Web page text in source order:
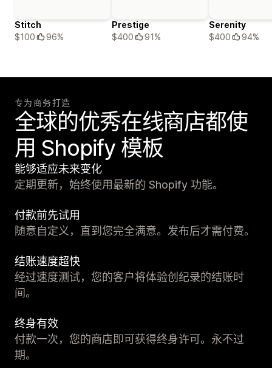
Stitch
$100
96%
Prestige
$400
91%
Serenity
$400
94%
专为商务打造
全球的优秀在线商店都使
用 Shopify 模板
能够适应未来变化
定期更新，始终使用最新的 Shopify 功能。
付款前先试用
随意自定义，直到您完全满意。发布后才需付费。
结账速度超快
经过速度测试，您的客户将体验创纪录的结账时
间。
终身有效
付款一次，您的商店即可获得终身许可。永不过
期。